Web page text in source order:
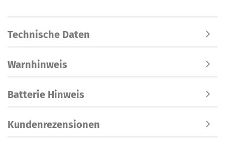
Technische Daten
Warnhinweis
Batterie Hinweis
Kundenrezensionen